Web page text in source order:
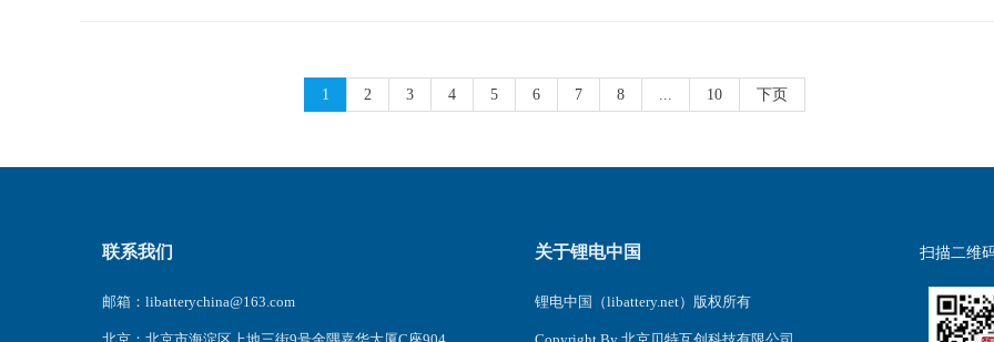
1 2 3 4 5 6 7 8 ... 10 下页
联系我们
邮箱：libatterychina@163.com
关于锂电中国
锂电中国（libattery.net）版权所有
扫描二维